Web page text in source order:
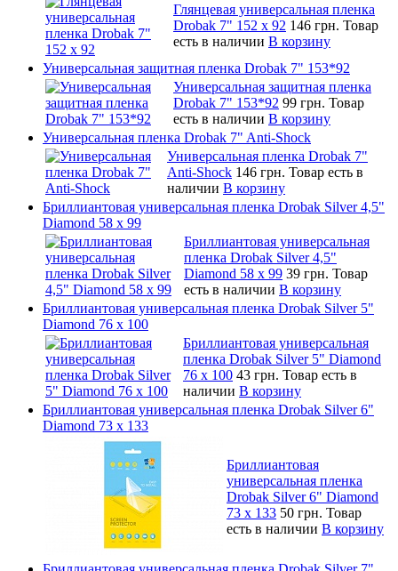
Глянцевая универсальная пленка
Drobak 7" 152 x 92 146 грн. Товар
есть в наличии В корзину
Универсальная защитная пленка Drobak 7" 153*92
Универсальная защитная пленка
Drobak 7" 153*92 99 грн. Товар
есть в наличии В корзину
Универсальная пленка Drobak 7" Anti-Shock
Универсальная пленка Drobak 7"
Anti-Shock 146 грн. Товар есть в
наличии В корзину
Бриллиантовая универсальная пленка Drobak Silver 4,5"
Diamond 58 х 99
Бриллиантовая универсальная
пленка Drobak Silver 4,5"
Diamond 58 х 99 39 грн. Товар
есть в наличии В корзину
Бриллиантовая универсальная пленка Drobak Silver 5"
Diamond 76 х 100
Бриллиантовая универсальная
пленка Drobak Silver 5" Diamond
76 х 100 43 грн. Товар есть в
наличии В корзину
Бриллиантовая универсальная пленка Drobak Silver 6"
Diamond 73 х 133
Бриллиантовая
универсальная пленка
Drobak Silver 6" Diamond
73 х 133 50 грн. Товар
есть в наличии В корзину